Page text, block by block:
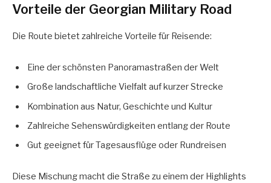
Vorteile der Georgian Military Road
Die Route bietet zahlreiche Vorteile für Reisende:
Eine der schönsten Panoramastraßen der Welt
Große landschaftliche Vielfalt auf kurzer Strecke
Kombination aus Natur, Geschichte und Kultur
Zahlreiche Sehenswürdigkeiten entlang der Route
Gut geeignet für Tagesausflüge oder Rundreisen
Diese Mischung macht die Straße zu einem der Highlights